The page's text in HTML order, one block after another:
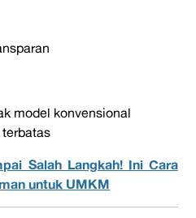
model konvensional
terbatas
Salah Langkah! Ini Cara
untuk UMKM